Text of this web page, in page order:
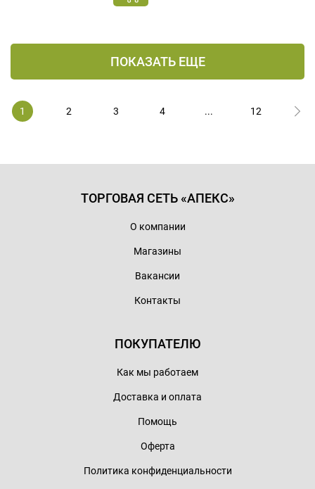
ПОКАЗАТЬ ЕЩЕ
1 2 3 4 ... 12
ТОРГОВАЯ СЕТЬ «АПЕКС»
О компании
Магазины
Вакансии
Контакты
ПОКУПАТЕЛЮ
Как мы работаем
Доставка и оплата
Помощь
Оферта
Политика конфиденциальности